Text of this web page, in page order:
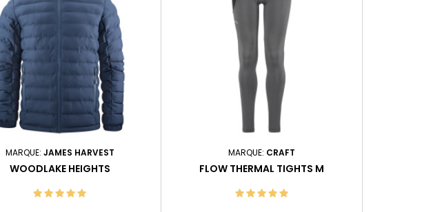
MARQUE: JAMES HARVEST
WOODLAKE HEIGHTS
MARQUE: CRAFT
FLOW THERMAL TIGHTS M